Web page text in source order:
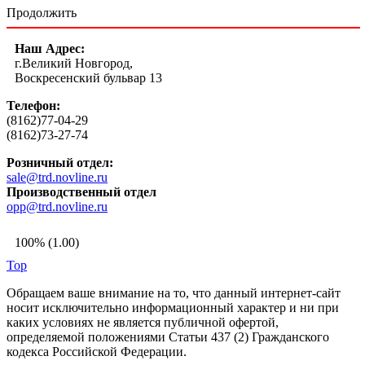
Продолжить
Наш Адрес:
г.Великий Новгород,
Воскресенский бульвар 13
Телефон:
(8162)77-04-29
(8162)73-27-74
Розничный отдел:
sale@trd.novline.ru
Производственный отдел
opp@trd.novline.ru
100% (1.00)
Top
Обращаем ваше внимание на то, что данный интернет-сайт
носит исключительно информационный характер и ни при
каких условиях не является публичной офертой,
определяемой положениями Статьи 437 (2) Гражданского
кодекса Российской Федерации.